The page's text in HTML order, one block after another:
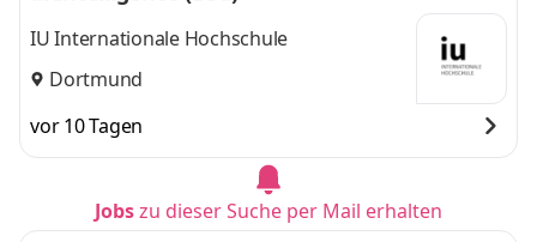
IU Internationale Hochschule
Dortmund
vor 10 Tagen
Jobszu dieser Suche per Mail erhalten